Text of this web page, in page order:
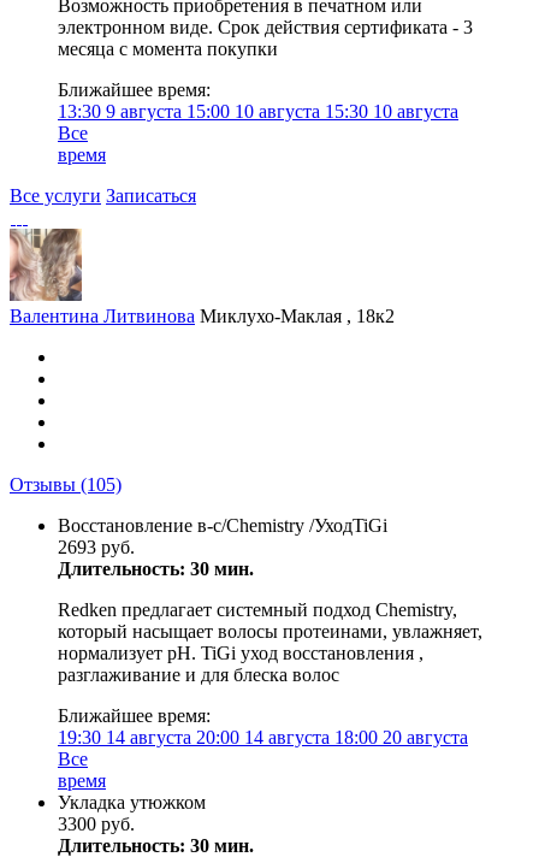
Возможность приобретения в печатном или
электронном виде. Срок действия сертификата - 3
месяца с момента покупки
Ближайшее время:
13:30 9 августа 15:00 10 августа 15:30 10 августа
Все
время
Все услуги Записаться
Валентина Литвинова Миклухо-Маклая , 18к2
Отзывы (105)
Восстановление в-с/Chemistry /УходTiGi
2693 руб.
Длительность: 30 мин.
Redken предлагает системный подход Chemistry,
который насыщает волосы протеинами, увлажняет,
нормализует pH. TiGi уход восстановления ,
разглаживание и для блеска волос
Ближайшее время:
19:30 14 августа 20:00 14 августа 18:00 20 августа
Все
время
Укладка утюжком
3300 руб.
Длительность: 30 мин.